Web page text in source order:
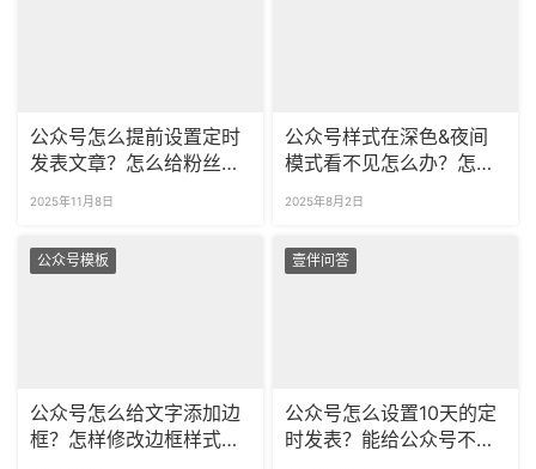
公众号怎么提前设置定时
发表文章？怎么给粉丝分
2025年11月8日
公众号样式在深色&夜间
模式看不见怎么办？怎样
2025年8月2日
公众号模板
公众号怎么给文字添加边
框？怎样修改边框样式的
壹伴问答
公众号怎么设置10天的定
时发表？能给公众号不同